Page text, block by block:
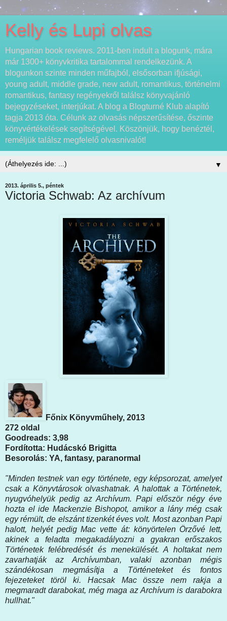
Kelly és Lupi olvas
Hungarian book reviews. 2011-ben indult a blogunk, mára
már 1300+ könyvkritika tartalommal rendelkezünk. A
blogunkon szinte minden műfajból, elsősorban ifjúsági,
young adult, middle grade, new adult, romantikus, történelmi
romantikus, fantasy regényekről találsz könyvajánló
bejegyzéseket, interjúkat. A blog a Blogturné Klub alapító
tagja 2013 óta. Célunk az olvasás népszerűsítése, őszinte
könyvértékelések segítségével. Köszönjük, hogy benéztél,
reméljük találsz megfelelő olvasnivalót!
▼
2013. április 5., péntek
Victoria Schwab: Az archívum
Főnix Könyvműhely, 2013
272 oldal
Goodreads: 3,98
Fordította: Hudácskó Brigitta
Besorolás: YA, fantasy, paranormal
"Minden testnek van egy története, egy képsorozat, amelyet
csak a Könyvtárosok olvashatnak. A halottak a Történetek,
nyugvóhelyük pedig az Archívum. Papi először négy éve
hozta el ide Mackenzie Bishopot, amikor a lány még csak
egy rémült, de elszánt tizenkét éves volt. Most azonban Papi
halott, helyét pedig Mac vette át: könyörtelen Örzővé lett,
akinek a feladta megakadályozni a gyakran erőszakos
Történetek felébredését és menekülését. A holtakat nem
zavarhatják az Archívumban, valaki azonban mégis
szándékosan megmásítja a Történeteket és fontos
fejezeteket töröl ki. Hacsak Mac össze nem rakja a
megmaradt darabokat, még maga az Archívum is darabokra
hullhat."